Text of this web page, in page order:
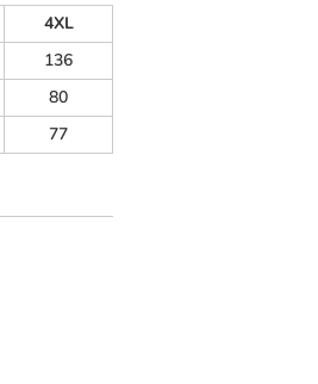
4XL
136
80
77